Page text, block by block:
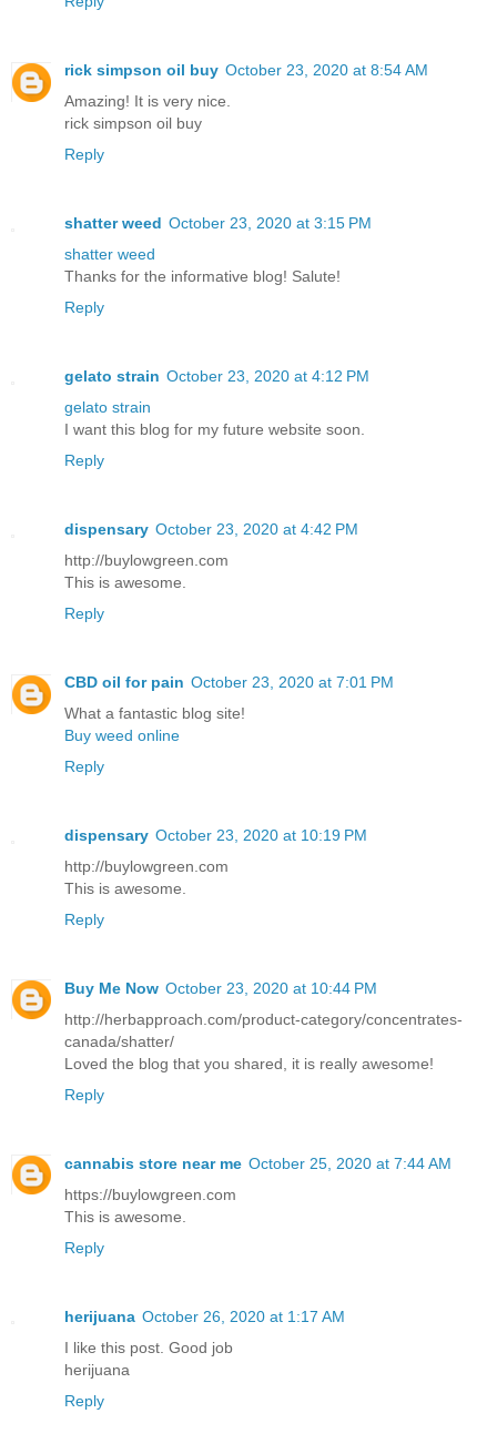
rick simpson oil buy October 23, 2020 at 8:54 AM
Amazing! It is very nice.
rick simpson oil buy
Reply
shatter weed October 23, 2020 at 3:15 PM
shatter weed
Thanks for the informative blog! Salute!
Reply
gelato strain October 23, 2020 at 4:12 PM
gelato strain
I want this blog for my future website soon.
Reply
dispensary October 23, 2020 at 4:42 PM
http://buylowgreen.com
This is awesome.
Reply
CBD oil for pain October 23, 2020 at 7:01 PM
What a fantastic blog site!
Buy weed online
Reply
dispensary October 23, 2020 at 10:19 PM
http://buylowgreen.com
This is awesome.
Reply
Buy Me Now October 23, 2020 at 10:44 PM
http://herbapproach.com/product-category/concentrates-
canada/shatter/
Loved the blog that you shared, it is really awesome!
Reply
cannabis store near me October 25, 2020 at 7:44 AM
https://buylowgreen.com
This is awesome.
Reply
herijuana October 26, 2020 at 1:17 AM
I like this post. Good job
herijuana
Reply